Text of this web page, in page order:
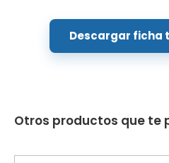
Descargar ficha
Otros productos que te